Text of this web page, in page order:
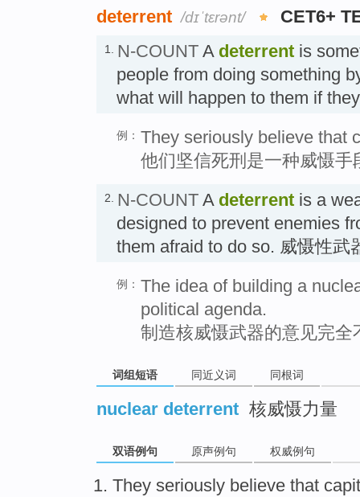
deterrent /dɪˈtɛrənt/ CET6+
1. N-COUNT A deterrent is
people from doing something
what will happen to them if
例： They seriously believe that
他们坚信死刑是一种威慑手
2. N-COUNT A deterrent is a
designed to prevent enemies
them afraid to do so. 威慑性武
例： The idea of building a
political agenda.
制造核威慑武器的意见完全
词组短语 同近义词 同根词
nuclear deterrent 核威慑力量
双语例句 原声例句 权威例句
They seriously believe that